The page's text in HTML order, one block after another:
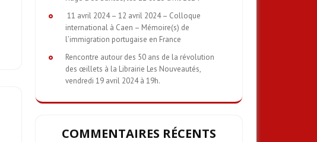
11 avril 2024 – 12 avril 2024 – Colloque
international à Caen – Mémoire(s) de
l’immigration portugaise en France
Rencontre autour des 50 ans de la révolution
des œillets à la Librairie Les Nouveautés,
vendredi 19 avril 2024 à 19h.
COMMENTAIRES RÉCENTS